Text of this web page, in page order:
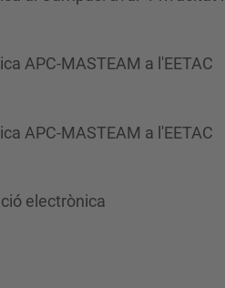
APC-MASTEAM a l'EETAC
APC-MASTEAM a l'EETAC
electrònica